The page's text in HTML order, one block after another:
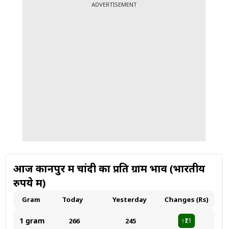
ADVERTISEMENT
आज कानपुर में चांदी का प्रति ग्राम भाव (भारतीय
रुपये में)
Gram Today Yesterday Changes (Rs)
1 gram ₹266 ₹245 ↑₹21